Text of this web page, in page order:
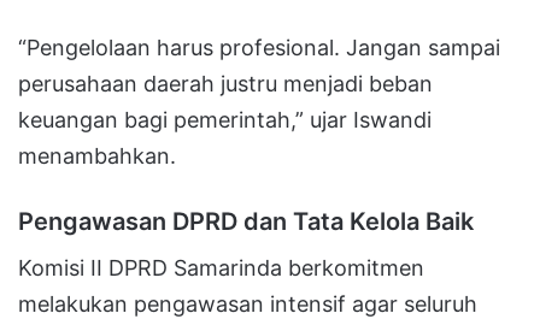
“Pengelolaan harus profesional. Jangan sampai
perusahaan daerah justru menjadi beban
keuangan bagi pemerintah,” ujar Iswandi
menambahkan.
Pengawasan DPRD dan Tata Kelola Baik
Komisi II DPRD Samarinda berkomitmen
melakukan pengawasan intensif agar seluruh